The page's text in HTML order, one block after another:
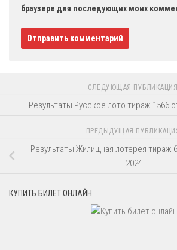
браузере для последующих моих
СЛЕДУЮЩАЯ ПУБЛИКАЦИЯ
Результаты Русское лото тираж 1566
ПРЕДЫДУЩАЯ
Результаты Жилищная лотерея тираж
2024
КУПИТЬ БИЛЕТ ОНЛАЙН